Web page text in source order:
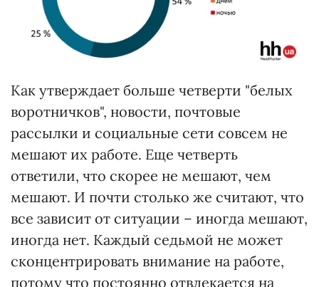
Как утверждает больше четверти "белых
воротничков", новости, почтовые
рассылки и социальные сети совсем не
мешают их работе. Еще четверть
ответили, что скорее не мешают, чем
мешают. И почти столько же считают, что
все зависит от ситуации – иногда мешают,
иногда нет. Каждый седьмой не может
сконцентрировать внимание на работе,
потому что постоянно отвлекается на